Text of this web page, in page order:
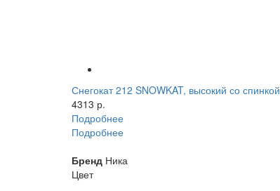
Снегокат 212 SNOWKAT, высокий со спинкой
4313 р.
Подробнее
Подробнее
Бренд Ника
Цвет